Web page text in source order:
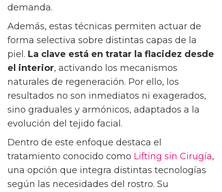
demanda.
Además, estas técnicas permiten actuar de
forma selectiva sobre distintas capas de la
piel. La clave está en tratar la flacidez desde
el interior, activando los mecanismos
naturales de regeneración. Por ello, los
resultados no son inmediatos ni exagerados,
sino graduales y armónicos, adaptados a la
evolución del tejido facial.
Dentro de este enfoque destaca el
tratamiento conocido como Lifting sin Cirugía,
una opción que integra distintas tecnologías
según las necesidades del rostro. Su